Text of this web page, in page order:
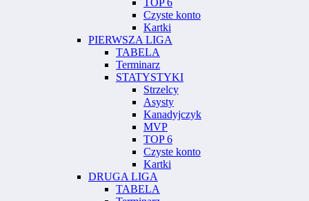
Czyste konto
Kartki
PIERWSZA LIGA
TABELA
Terminarz
STATYSTYKI
Strzelcy
Asysty
Kanadyjczyk
MVP
TOP 6
Czyste konto
Kartki
DRUGA LIGA
TABELA